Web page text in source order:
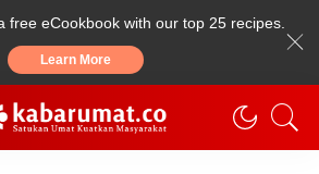
free eCookbook with our top 25 recipes.
Learn More